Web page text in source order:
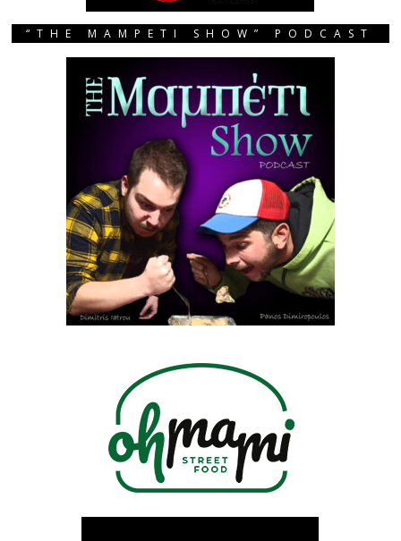
“THE MAMPETI SHOW” PODCAST